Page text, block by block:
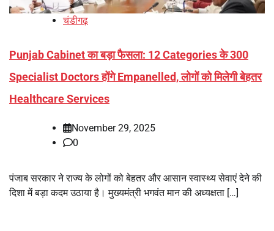
चंडीगढ़
Punjab Cabinet का बड़ा फैसला: 12 Categories के 300
Specialist Doctors होंगे Empanelled, लोगों को मिलेगी बेहतर
Healthcare Services
November 29, 2025
0
पंजाब सरकार ने राज्य के लोगों को बेहतर और आसान स्वास्थ्य सेवाएं देने की
दिशा में बड़ा कदम उठाया है। मुख्यमंत्री भगवंत मान की अध्यक्षता […]